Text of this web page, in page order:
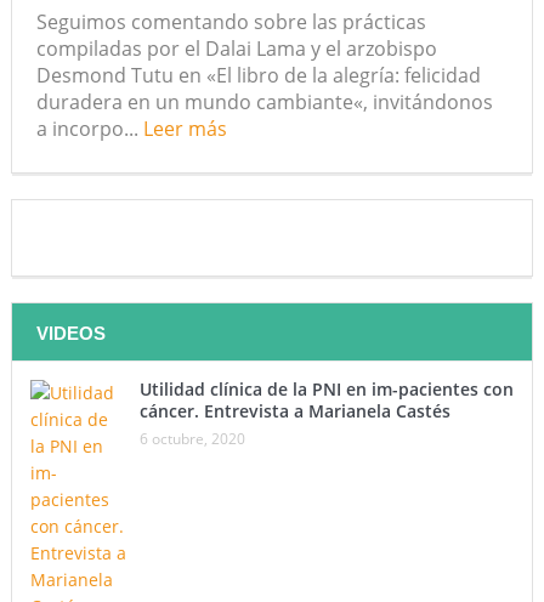
¿Qué sabemos de los alimentos ultraprocesados?
¿Los 20 años de regalo? Parte II
Academia de Ciencias Físicas, Matemáticas y Naturales
¿Qué aporta la tradición budista a esta discusión?
Nuevas noticias sobre las dietas vegetarianas y el riesgo de
cáncer
Seguimos comentando sobre las prácticas
compiladas por el Dalai Lama y el arzobispo
Desmond Tutu en «El libro de la alegría: felicidad
duradera en un mundo cambiante«, invitándonos
a incorpo... Leer más
VIDEOS
Utilidad clínica de la PNI en im-pacientes con
cáncer. Entrevista a Marianela Castés
6 octubre, 2020